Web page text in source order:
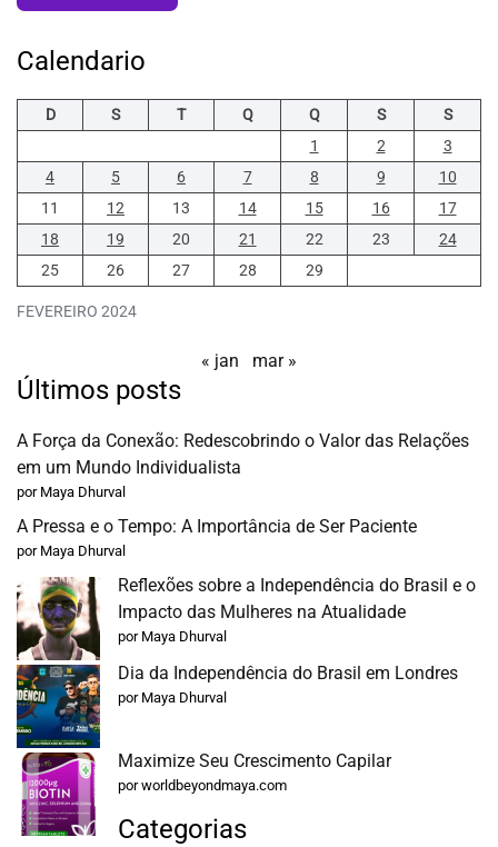
Calendario
FEVEREIRO 2024
D S T Q Q S
S
1
2
3
4
5 6 7 8 9
10
11
12 13 14 15 16
17
18
19 20 21 22 23
24
25
26 27 28 29
« jan mar »
Últimos posts
A Força da Conexão: Redescobrindo o Valor das Relações
em um Mundo Individualista
por Maya Dhurval
A Pressa e o Tempo: A Importância de Ser Paciente
por Maya Dhurval
Reflexões sobre a Independência do Brasil e o
Impacto das Mulheres na Atualidade
por Maya Dhurval
Dia da Independência do Brasil em Londres
por Maya Dhurval
Maximize Seu Crescimento Capilar
por worldbeyondmaya.com
Categorias